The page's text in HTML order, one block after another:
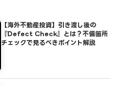
【海外不動産投資】引き渡し後の
『Defect Check』とは？不備箇所
チェックで見るべきポイント解説